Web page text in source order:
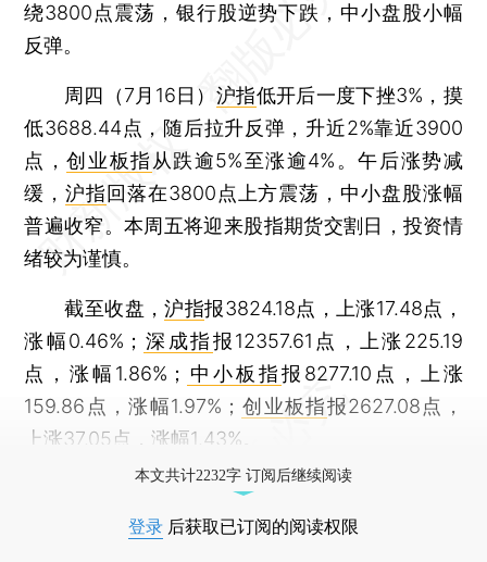
绕3800点震荡，银行股逆势下跌，中小盘股小幅
反弹。
周四（7月16日） 沪指低开后一度下挫3%，摸
低3688.44点，随后拉升反弹，升近2%靠近3900
点，创业板指 从跌逾5%至涨逾4%。午后涨势减
缓，沪指 回落在3800点上方震荡，中小盘股涨幅
普遍收窄。本周五将迎来股指期货交割日，投资情
绪较为谨慎。
截至收盘，沪指报3824.18点，上涨17.48点，
涨幅0.46%； 深成指报12357.61点，上涨225.19
点，涨幅1.86%； 中小板指报8277.10点，上涨
159.86点，涨幅1.97%； 创业板指报2627.08点，
上涨37.05点，涨幅1.43%。
本文共计2232字 订阅后继续阅读
登录 后获取已订阅的阅读权限